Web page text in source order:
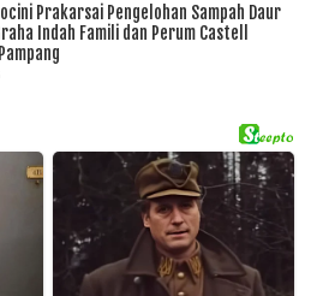
Prakarsai Pengelohan Sampah Daur
Indah Famili dan Perum Castell